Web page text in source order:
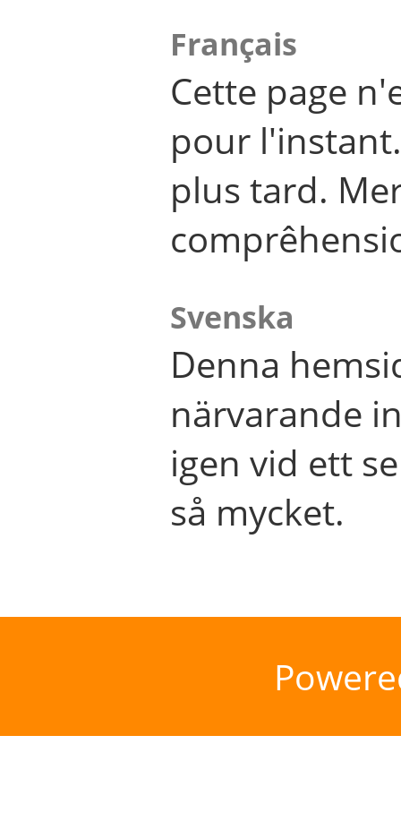
Français
Cette page
pour
plus tard.
Svenska
Denna
närvarande
igen vid ett
så mycket.